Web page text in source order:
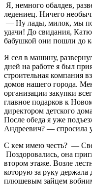
Я, немного обалдев,
ледениец. Ничего
— Ну лады, милок, мы
удачи! До свидания,
бабушкой они пошли до
Я сел в машину,
дней на работе я был
строительная компания
домов нашего города.
организации закупки
главное подарков к
директором детского
После обеда я уже
Андреевич? —
С кем имею честь? —
Поздоровались, она
втором этаже. Возле
которую за руку
плюшевым зайцем